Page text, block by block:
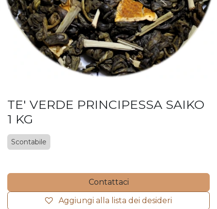
TE' VERDE PRINCIPESSA SAIKO
1 KG
Scontabile
Contattaci
Aggiungi alla lista dei desideri